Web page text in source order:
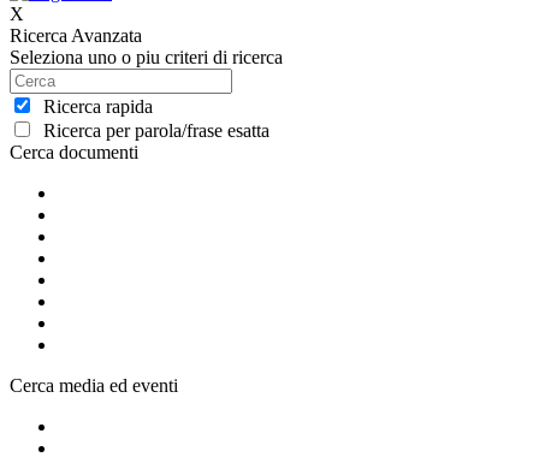
X
Ricerca Avanzata
Seleziona uno o piu criteri di ricerca
Ricerca rapida
Ricerca per parola/frase esatta
Cerca documenti
Cerca media ed eventi